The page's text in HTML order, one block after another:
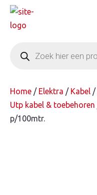
Skip
zoeken
Home / Elektra / Kabel /
Utp kabel & toebehoren
p/100mtr.